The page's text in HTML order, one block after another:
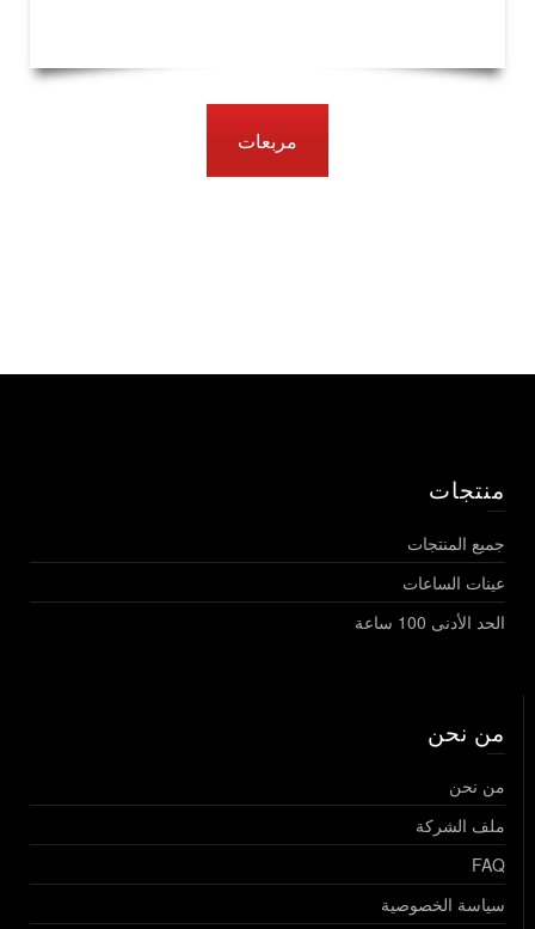
مربعات
منتجات
جميع المنتجات
عينات الساعات
الحد الأدنى 100 ساعة
من نحن
من نحن
ملف الشركة
FAQ
سياسة الخصوصية